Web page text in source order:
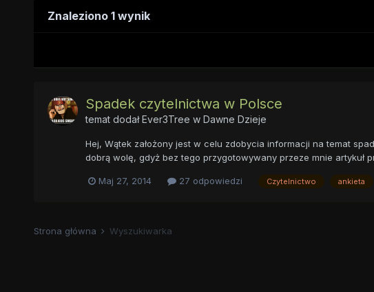
Znaleziono 1 wynik
Spadek czytelnictwa w Polsce
temat dodałEver3Tree w Dawne Dzieje
Hej, Wątek założony jest w celu zdobycia informacji na temat
dobrą wolę, gdyż bez tego przygotowywany przeze mnie artykuł
Maj 27, 2014 27 odpowiedzi Czytelnictwo ankieta
Strona główna Wyszukiwarka